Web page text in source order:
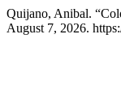
Quijano, Anibal.
August 7, 2026.